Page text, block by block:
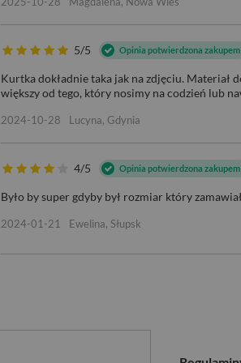
5/5 Opinia potwierdzona zakupem
Kurtka dokładnie taka jak na zdjęciu.
większy od tego, który nosimy na codzień lub
2024-10-28 Lucyna, Gdynia
4/5 Opinia potwierdzona zakupem
Było by super gdyby był rozmiar który
2024-01-21 Ewelina, Słupsk